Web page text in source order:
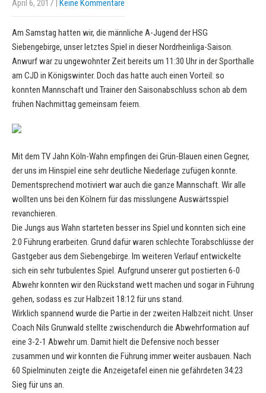
April 6, 2017 Keine Kommentare
Am Samstag hatten wir, die männliche A-Jugend der HSG
Siebengebirge, unser letztes Spiel in dieser Nordrheinliga-Saison.
Anwurf war zu ungewohnter Zeit bereits um 11:30 Uhr in der Sporthalle
am CJD in Königswinter. Doch das hatte auch einen Vorteil: so
konnten Mannschaft und Trainer den Saisonabschluss schon ab dem
frühen Nachmittag gemeinsam feiern.
Mit dem TV Jahn Köln-Wahn empfingen dei Grün-Blauen einen Gegner,
der uns im Hinspiel eine sehr deutliche Niederlage zufügen konnte.
Dementsprechend motiviert war auch die ganze Mannschaft. Wir alle
wollten uns bei den Kölnern für das misslungene Auswärtsspiel
revanchieren.
Die Jungs aus Wahn starteten besser ins Spiel und konnten sich eine
2:0 Führung erarbeiten. Grund dafür waren schlechte Torabschlüsse der
Gastgeber aus dem Siebengebirge. Im weiteren Verlauf entwickelte
sich ein sehr turbulentes Spiel. Aufgrund unserer gut postierten 6-0
Abwehr konnten wir den Rückstand wett machen und sogar in Führung
gehen, sodass es zur Halbzeit 18:12 für uns stand.
Wirklich spannend wurde die Partie in der zweiten Halbzeit nicht. Unser
Coach Nils Grunwald stellte zwischendurch die Abwehrformation auf
eine 3-2-1 Abwehr um. Damit hielt die Defensive noch besser
zusammen und wir konnten die Führung immer weiter ausbauen. Nach
60 Spielminuten zeigte die Anzeigetafel einen nie gefährdeten 34:23
Sieg für uns an.